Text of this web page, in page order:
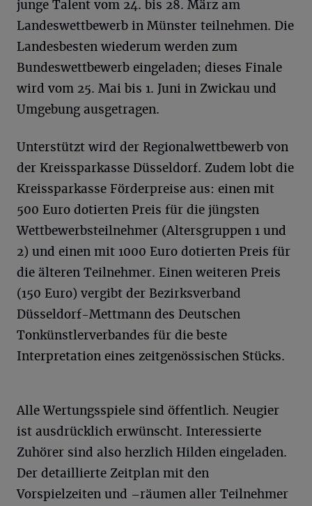
junge Talent vom 24. bis 28. März am
Landeswettbewerb in Münster teilnehmen. Die
Landesbesten wiederum werden zum
Bundeswettbewerb eingeladen; dieses Finale
wird vom 25. Mai bis 1. Juni in Zwickau und
Umgebung ausgetragen.
Unterstützt wird der Regionalwettbewerb von
der Kreissparkasse Düsseldorf. Zudem lobt die
Kreissparkasse Förderpreise aus: einen mit
500 Euro dotierten Preis für die jüngsten
Wettbewerbsteilnehmer (Altersgruppen 1 und
2) und einen mit 1000 Euro dotierten Preis für
die älteren Teilnehmer. Einen weiteren Preis
(150 Euro) vergibt der Bezirksverband
Düsseldorf-Mettmann des Deutschen
Tonkünstlerverbandes für die beste
Interpretation eines zeitgenössischen Stücks.
Alle Wertungsspiele sind öffentlich. Neugier
ist ausdrücklich erwünscht. Interessierte
Zuhörer sind also herzlich Hilden eingeladen.
Der detaillierte Zeitplan mit den
Vorspielzeiten und –räumen aller Teilnehmer